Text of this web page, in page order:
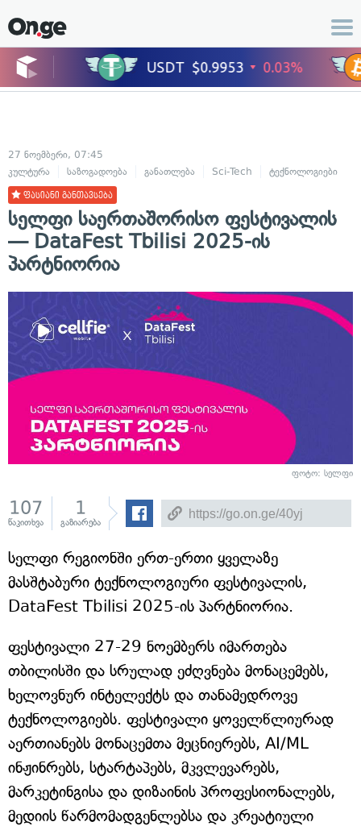
27 ნოემბერი, 07:45
კულტურა
საზოგადოება განათლება Sci-Tech ტექნოლოგიები
ფასიანი განთავსება
სელფი საერთაშორისო ფესტივალის
— DataFest Tbilisi 2025-ის
პარტნიორია
ფოტო: სელფი
107
წაკითხვა
1
გაზიარება
სელფი რეგიონში ერთ-ერთი ყველაზე
მასშტაბური ტექნოლოგიური ფესტივალის,
DataFest Tbilisi 2025-ის პარტნიორია.
ფესტივალი 27-29 ნოემბერს იმართება
თბილისში და სრულად ეძღვნება მონაცემებს,
ხელოვნურ ინტელექტს და თანამედროვე
ტექნოლოგიებს. ფესტივალი ყოველწლიურად
აერთიანებს მონაცემთა მეცნიერებს, AI/ML
ინჟინრებს, სტარტაპებს, მკვლევარებს,
მარკეტინგისა და დიზაინის პროფესიონალებს,
მედიის წარმომადგენლებსა და კრეატიული